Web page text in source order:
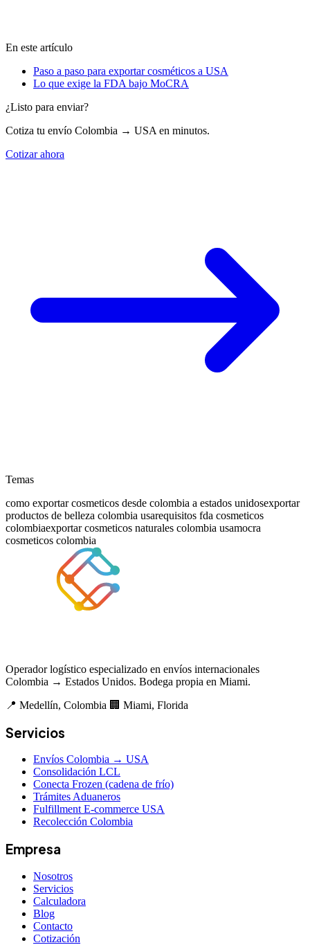
En este artículo
Paso a paso para exportar cosméticos a USA
Lo que exige la FDA bajo MoCRA
¿Listo para enviar?
Cotiza tu envío Colombia → USA en minutos.
Cotizar ahora
Temas
como exportar cosmeticos desde colombia a estados unidosexportar
productos de belleza colombia usarequisitos fda cosmeticos
colombiaexportar cosmeticos naturales colombia usamocra
cosmeticos colombia
Operador logístico especializado en envíos internacionales
Colombia → Estados Unidos. Bodega propia en Miami.
📍 Medellín, Colombia 🏢 Miami, Florida
Servicios
Envíos Colombia → USA
Consolidación LCL
Conecta Frozen (cadena de frío)
Trámites Aduaneros
Fulfillment E-commerce USA
Recolección Colombia
Empresa
Nosotros
Servicios
Calculadora
Blog
Contacto
Cotización